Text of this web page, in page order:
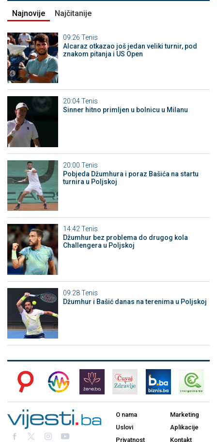
Najnovije Najčitanije
09:26 Tenis
Alcaraz otkazao još jedan veliki turnir, pod
znakom pitanja i US Open
20:04Tenis
Sinner hitno primljen u bolnicu u Milanu
20:00 Tenis
Pobjeda Džumhura i poraz Bašića na startu
turnira u Poljskoj
14:42 Tenis
Džumhur bez problema do drugog kola
Challengera u Poljskoj
09:28Tenis
Džumhur i Bašić danas na terenima u Poljskoj
O nama
Uslovi
Privatnost
Marketing
Aplikacije
Kontakt